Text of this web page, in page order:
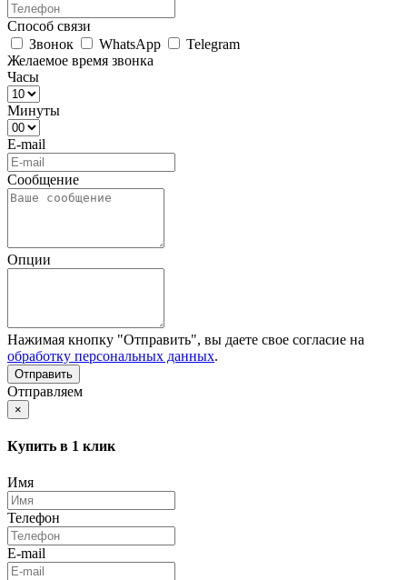
Способ связи
Звонок
WhatsApp
Telegram
Желаемое время звонка
Часы
Минуты
E-mail
Сообщение
Опции
Нажимая кнопку "Отправить", вы даете свое согласие на
обработку персональных данных.
Отправляем
×
Купить в 1 клик
Имя
Телефон
E-mail